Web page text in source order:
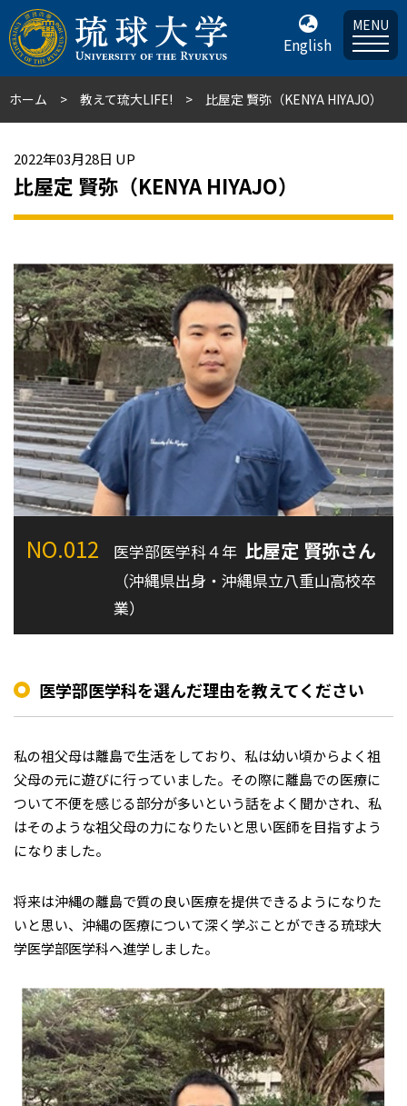
English
MENU
ホーム 教えて琉大LIFE! 比屋定 賢弥（KENYA HIYAJO）
2022年03月28日 UP
比屋定 賢弥（KENYA HIYAJO）
NO.012 医学部医学科４年 比屋定 賢弥さん
（沖縄県出身・沖縄県立八重山高校卒
業）
医学部医学科を選んだ理由を教えてください
私の祖父母は離島で生活をしており、私は幼い頃からよく祖
父母の元に遊びに行っていました。その際に離島での医療に
ついて不便を感じる部分が多いという話をよく聞かされ、私
はそのような祖父母の力になりたいと思い医師を目指すよう
になりました。
将来は沖縄の離島で質の良い医療を提供できるようになりた
いと思い、沖縄の医療について深く学ぶことができる琉球大
学医学部医学科へ進学しました。